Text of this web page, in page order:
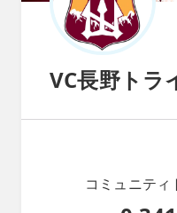
VC長野トラ
コミュニティ